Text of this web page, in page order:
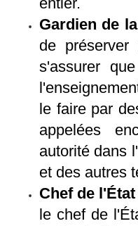
Gardien de
de
s'assurer
le faire par
appelées
autorité dans
et des autres
Chef de
le chef de